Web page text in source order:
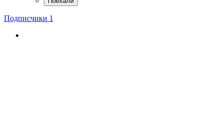
Подписчики 1